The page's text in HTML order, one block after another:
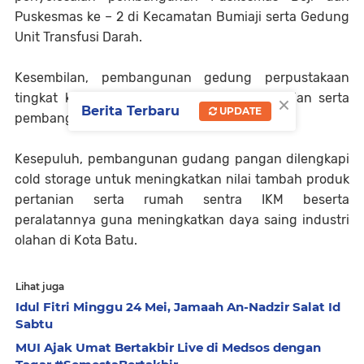
Puskesmas ke – 2 di Kecamatan Bumiaji serta Gedung
Unit Transfusi Darah.
Kesembilan, pembangunan gedung perpustakaan
tingkat kota dan rehabilitasi gedung kesenian serta
pembangunan Museum Hak Asasi Manusia.
Kesepuluh, pembangunan gudang pangan dilengkapi
cold storage untuk meningkatkan nilai tambah produk
pertanian serta rumah sentra IKM beserta
peralatannya guna meningkatkan daya saing industri
olahan di Kota Batu.
Lihat juga
Idul Fitri Minggu 24 Mei, Jamaah An-Nadzir Salat Id
Sabtu
MUI Ajak Umat Bertakbir Live di Medsos dengan
×
Berita Terbaru UPDATE